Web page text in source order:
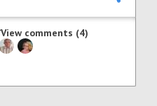
comments (4)